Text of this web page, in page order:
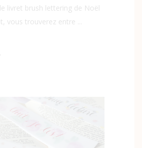
livret brush lettering de Noël
vous trouverez entre